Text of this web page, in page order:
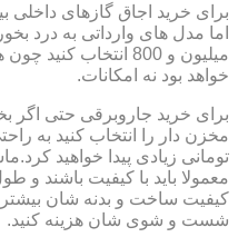
میلیون و 800 انتخاب
خواهد بود نه امکانات.
برای خرید جاروبرقی حتی اگر
تومانی زیادی پیدا خواهید
معمولا باید با کیفیت باشند و
کیفیت ساخت و بدنه شان بیشتر
شست و شوی شان هزینه کنید.